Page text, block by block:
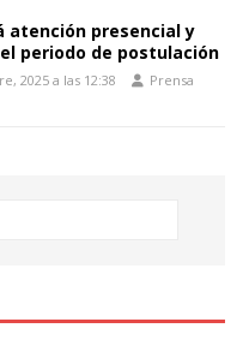
atención presencial y
periodo de postulación
2025 a las 12:38 Prensa